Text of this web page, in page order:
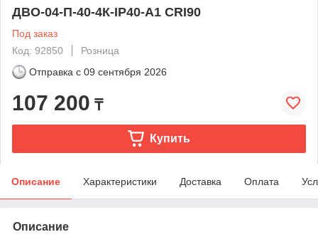
ДВО-04-П-40-4К-IP40-А1 CRI90
Под заказ
Код: 92850
Розница
Отправка с 09 сентября 2026
107 200 ₸
Купить
Описание Характеристики Доставка Оплата
Описание